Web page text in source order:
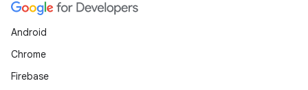
Android
Chrome
Firebase